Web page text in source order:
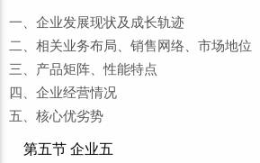
一、企业发展现状及成长轨迹
二、相关业务布局、销售网络、市场地位
三、产品矩阵、性能特点
四、企业经营情况
五、核心优劣势
第五节 企业五